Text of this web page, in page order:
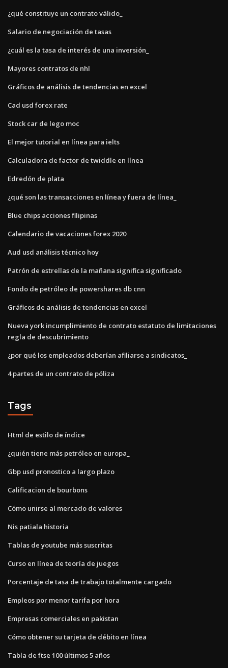
¿qué constituye un contrato válido_
Salario de negociación de tasas
¿cuál es la tasa de interés de una inversión_
Mayores contratos de nhl
Gráficos de análisis de tendencias en excel
Cad usd forex rate
Stock car de lego moc
El mejor tutorial en línea para ielts
Calculadora de factor de twiddle en línea
Edredón de plata
¿qué son las transacciones en línea y fuera de línea_
Blue chips acciones filipinas
Calendario de vacaciones forex 2020
Aud usd análisis técnico hoy
Patrón de estrellas de la mañana significa significado
Fondo de petróleo de powershares db cnn
Gráficos de análisis de tendencias en excel
Nueva york incumplimiento de contrato estatuto de limitaciones
regla de descubrimiento
¿por qué los empleados deberían afiliarse a sindicatos_
4 partes de un contrato de póliza
Tags
Html de estilo de índice
¿quién tiene más petróleo en europa_
Gbp usd pronostico a largo plazo
Calificacion de bourbons
Cómo unirse al mercado de valores
Nis patiala historia
Tablas de youtube más suscritas
Curso en línea de teoría de juegos
Porcentaje de tasa de trabajo totalmente cargado
Empleos por menor tarifa por hora
Empresas comerciales en pakistan
Cómo obtener su tarjeta de débito en línea
Tabla de ftse 100 últimos 5 años